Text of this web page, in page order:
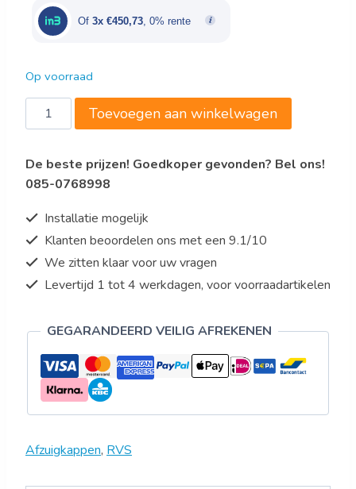
€1.649,00.
€1.352,18.
Of 3x €450,73 , 0% rente
Op voorraad
Wandafzuigkap
700
motor,
B1400
Toevoegen aan winkelwagen
De beste prijzen! Goedkoper gevonden? Bel ons!
085-0768998
Installatie mogelijk
Klanten beoordelen ons met een 9.1/10
We zitten klaar voor uw vragen
Levertijd 1 tot 4 werkdagen, voor voorraadartikelen
GEGARANDEERD VEILIG AFREKENEN
Afzuigkappen, RVS